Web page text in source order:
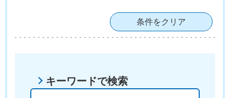
条件をクリア
キーワードで検索